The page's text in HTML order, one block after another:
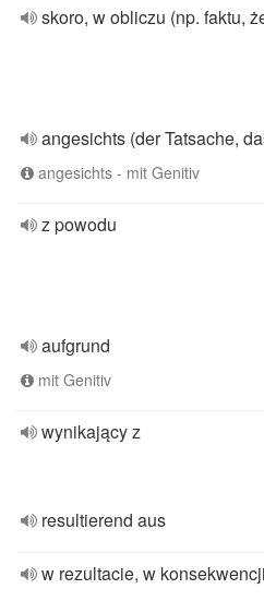
skoro, w obliczu (np. faktu,
angesichts (der Tatsache,
angesichts - mit Genitiv
z powodu
aufgrund
mit Genitiv
wynikający z
resultierend aus
w rezultacie, w konsekwencji